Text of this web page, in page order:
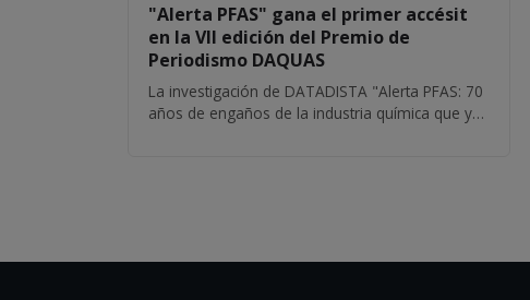
"Alerta PFAS" gana el primer accésit
en la VII edición del Premio de
Periodismo DAQUAS
La investigación de DATADISTA "Alerta PFAS: 70
años de engaños de la industria química que ya